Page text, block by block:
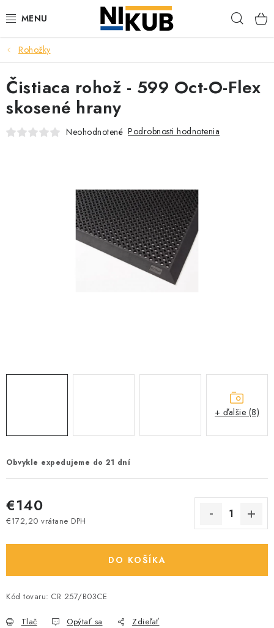
na
EKOLÓGIA
BEZPEČNOSŤ
ORGANIZÁCIA PREVÁDZKY
Ako nakupovať
Rohožky
Obvykle expedujeme do 21 dní
€140
€172,20 vrátane DPH
DO KOŠÍKA
Kód tovaru: CR 257/B03CE
Tlač Opýtať sa Zdieľať
Čistiaca rohož - 599 Oct-O-Flex
skosené hrany
Neohodnotené Podrobnosti hodnotenia
+ ďalšie (8)